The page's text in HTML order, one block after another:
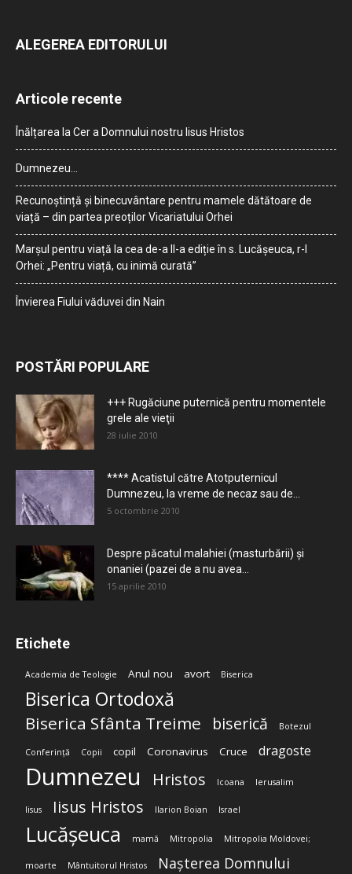
ALEGEREA EDITORULUI
Articole recente
Înălțarea la Cer a Domnului nostru Iisus Hristos
Dumnezeu…
Recunoștință și binecuvântare pentru mamele dătătoare de
viață – din partea preoților Vicariatului Orhei
Marșul pentru viață la cea de-a II-a ediție în s. Lucășeuca, r-l
Orhei: „Pentru viață, cu inimă curată”
Învierea Fiului văduvei din Nain
POSTĂRI POPULARE
+++ Rugăciune puternică pentru momentele
grele ale vieţii
28 iulie 2010
**** Acatistul către Atotputernicul
Dumnezeu, la vreme de necaz sau de...
5 octombrie 2010
Despre păcatul malahiei (masturbării) şi
onaniei (pazei de a nu avea...
15 aprilie 2010
Etichete
Academia de Teologie Anul nou avort Biserica
Biserica Ortodoxă
Biserica Sfânta Treime biserică Botezul
Conferință Copii copil Coronavirus Cruce dragoste
Dumnezeu Hristos Icoana Ierusalim
Iisus Iisus Hristos Ilarion Boian Israel
Lucășeuca mamă Mitropolia Mitropolia Moldovei;
moarte Mântuitorul Hristos Nașterea Domnului